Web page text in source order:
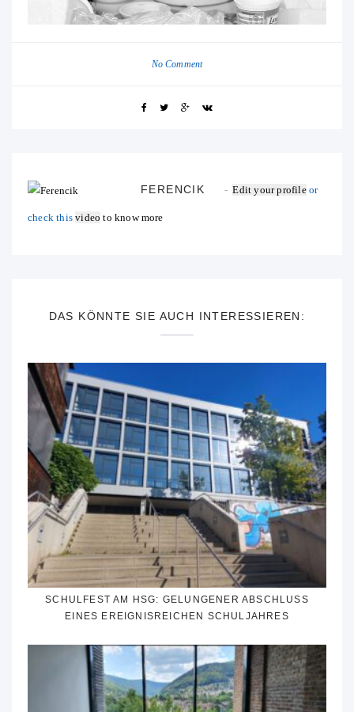
No Comment
FERENCIK Edit your profileor
check thisvideo to know more
DAS KÖNNTE SIE AUCH INTERESSIEREN:
SCHULFEST AM HSG: GELUNGENER ABSCHLUSS
EINES EREIGNISREICHEN SCHULJAHRES